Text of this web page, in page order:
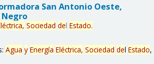
San Antonio Oeste,
Sociedad del Estado.
Agua y Energía Eléctrica, Sociedad del Estado,